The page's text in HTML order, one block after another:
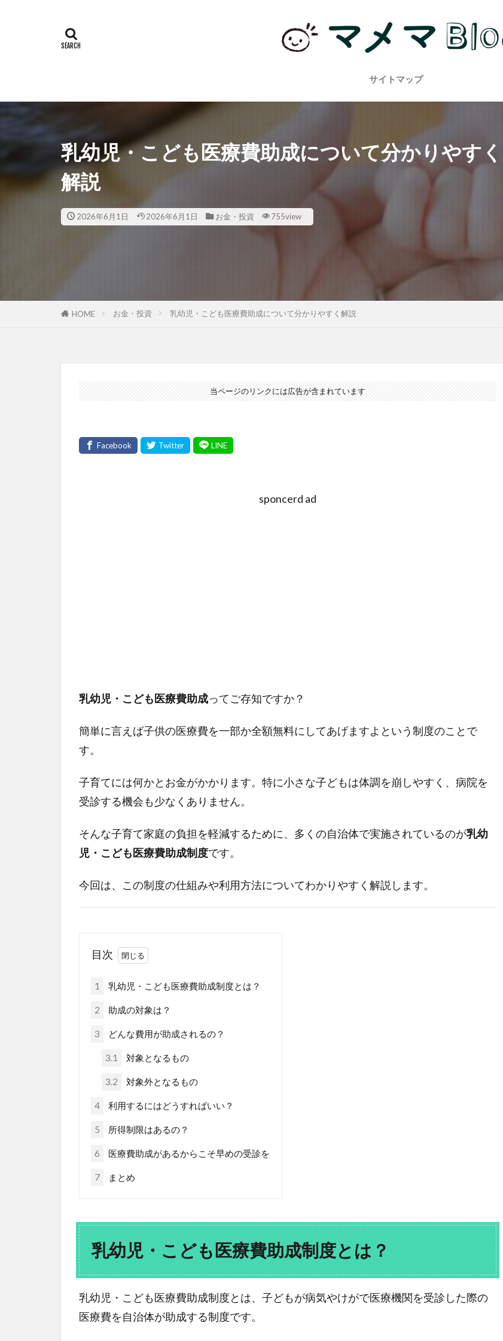
サイトマップ
乳幼児・こども医療費助成について分かりやすく
解説
2026年6月1日 2026年6月1日 お金・投資 755view
HOME お金・投資 乳幼児・こども医療費助成について分かりやすく解説
当ページのリンクには広告が含まれています
sponcerd ad
乳幼児・こども医療費助成ってご存知ですか？
簡単に言えば子供の医療費を一部か全額無料にしてあげますよという制度のことで
す。
子育てには何かとお金がかかります。特に小さな子どもは体調を崩しやすく、病院を
受診する機会も少なくありません。
そんな子育て家庭の負担を軽減するために、多くの自治体で実施されているのが乳幼
児・こども医療費助成制度です。
今回は、この制度の仕組みや利用方法についてわかりやすく解説します。
目次
1 乳幼児・こども医療費助成制度とは？
2 助成の対象は？
3 どんな費用が助成されるの？
3.1 対象となるもの
3.2 対象外となるもの
4 利用するにはどうすればいい？
5 所得制限はあるの？
6 医療費助成があるからこそ早めの受診を
7 まとめ
乳幼児・こども医療費助成制度とは？
乳幼児・こども医療費助成制度とは、子どもが病気やけがで医療機関を受診した際の
医療費を自治体が助成する制度です。